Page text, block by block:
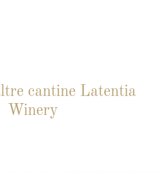
cantine Latentia
Winery